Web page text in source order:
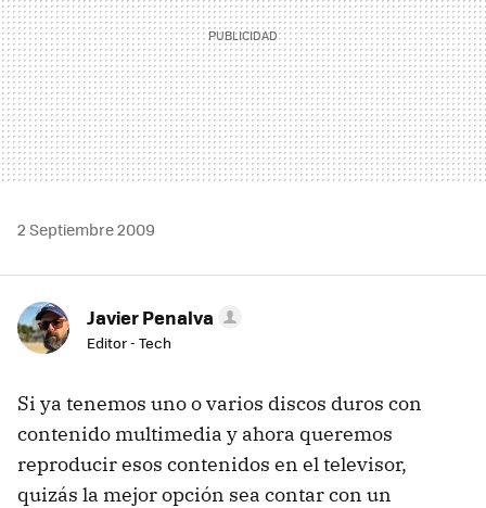
2 Septiembre 2009
Javier Penalva
Editor - Tech
Si ya tenemos uno o varios discos duros con
contenido multimedia y ahora queremos
reproducir esos contenidos en el televisor,
quizás la mejor opción sea contar con un